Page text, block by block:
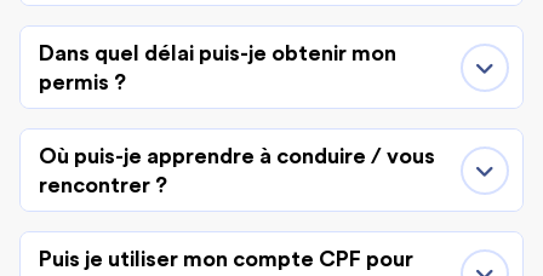
Dans quel délai puis-je obtenir mon
permis ?
Où puis-je apprendre à conduire / vous
rencontrer ?
Puis je utiliser mon compte CPF pour